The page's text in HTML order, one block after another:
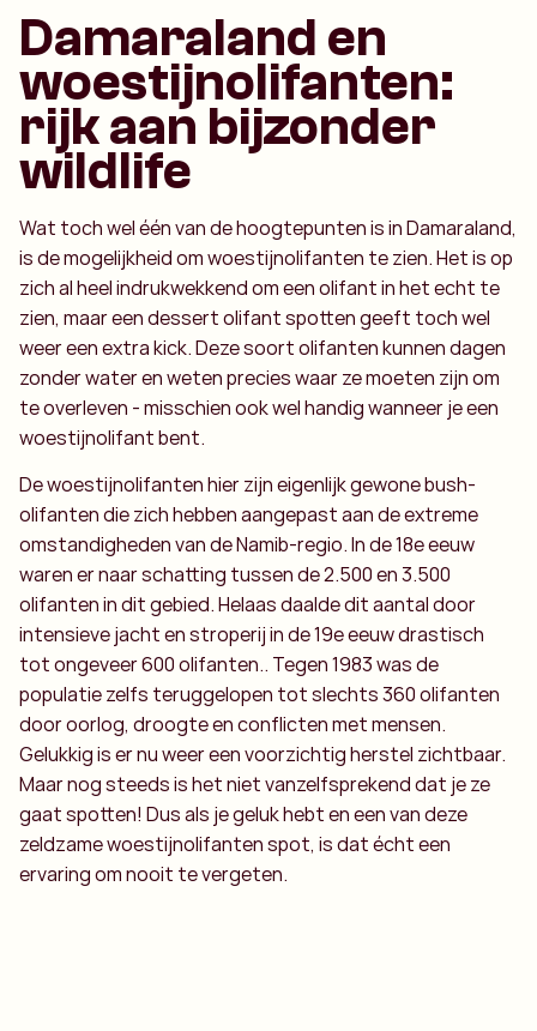
Damaraland en
woestijnolifanten:
rijk aan bijzonder
wildlife
Wat toch wel één van de hoogtepunten is in Damaraland,
is de mogelijkheid om woestijnolifanten te zien. Het is op
zich al heel indrukwekkend om een olifant in het echt te
zien, maar een dessert olifant spotten geeft toch wel
weer een extra kick. Deze soort olifanten kunnen dagen
zonder water en weten precies waar ze moeten zijn om
te overleven - misschien ook wel handig wanneer je een
woestijnolifant bent.
De woestijnolifanten hier zijn eigenlijk gewone bush-
olifanten die zich hebben aangepast aan de extreme
omstandigheden van de Namib-regio. In de 18e eeuw
waren er naar schatting tussen de 2.500 en 3.500
olifanten in dit gebied. Helaas daalde dit aantal door
intensieve jacht en stroperij in de 19e eeuw drastisch
tot ongeveer 600 olifanten.. Tegen 1983 was de
populatie zelfs teruggelopen tot slechts 360 olifanten
door oorlog, droogte en conflicten met mensen.
Gelukkig is er nu weer een voorzichtig herstel zichtbaar.
Maar nog steeds is het niet vanzelfsprekend dat je ze
gaat spotten! Dus als je geluk hebt en een van deze
zeldzame woestijnolifanten spot, is dat écht een
ervaring om nooit te vergeten.